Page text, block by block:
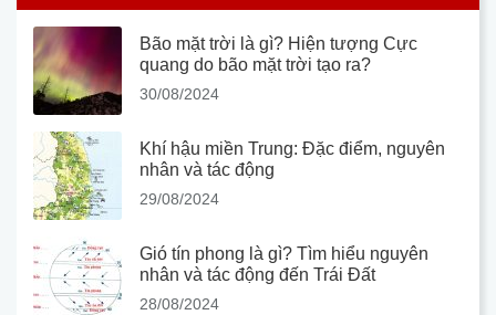
Bão mặt trời là gì? Hiện tượng Cực
quang do bão mặt trời tạo ra?
30/08/2024
Khí hậu miền Trung: Đặc điểm, nguyên
nhân và tác động
29/08/2024
Gió tín phong là gì? Tìm hiểu nguyên
nhân và tác động đến Trái Đất
28/08/2024